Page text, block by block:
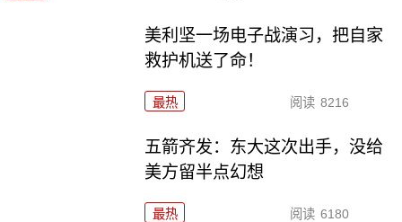
美利坚一场电子战演习，把自家
救护机送了命！
最热 阅读 8216
五箭齐发：东大这次出手，没给
美方留半点幻想
最热 阅读 6180